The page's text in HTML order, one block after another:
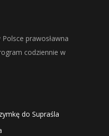
prawosławna
codziennie w
do Supraśla